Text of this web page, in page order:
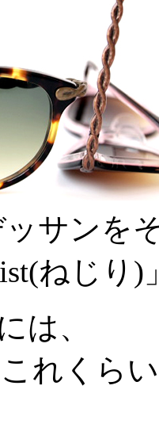
サンを
ねじり)
は、
れくら